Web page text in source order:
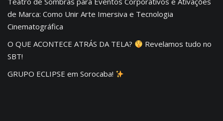
de Marca: Como Unir Arte Imersiva e Tecnologia
Cinematográfica
O QUE ACONTECE ATRÁS DA TELA?
Revelamos tudo no
SBT!
GRUPO ECLIPSE em Sorocaba!